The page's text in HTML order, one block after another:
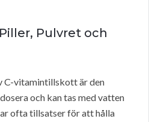
Pulvret och
C-vitamintillskott är den
och kan tas med vatten
ofta tillsatser för att hålla